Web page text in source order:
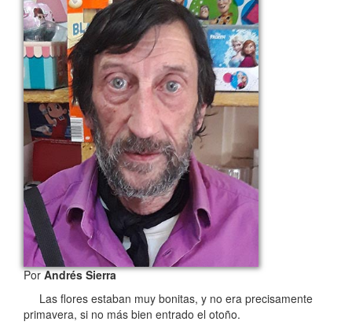
PorAndrés Sierra
Las flores estaban muy bonitas, y no era precisamente
primavera, si no más bien entrado el otoño.